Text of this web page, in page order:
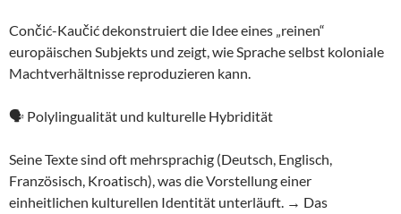
Cončić-Kaučić dekonstruiert die Idee eines „reinen“
europäischen Subjekts und zeigt, wie Sprache selbst koloniale
Machtverhältnisse reproduzieren kann.
🗣️ Polylingualität und kulturelle Hybridität
Seine Texte sind oft mehrsprachig (Deutsch, Englisch,
Französisch, Kroatisch), was die Vorstellung einer
einheitlichen kulturellen Identität unterläuft. → Das